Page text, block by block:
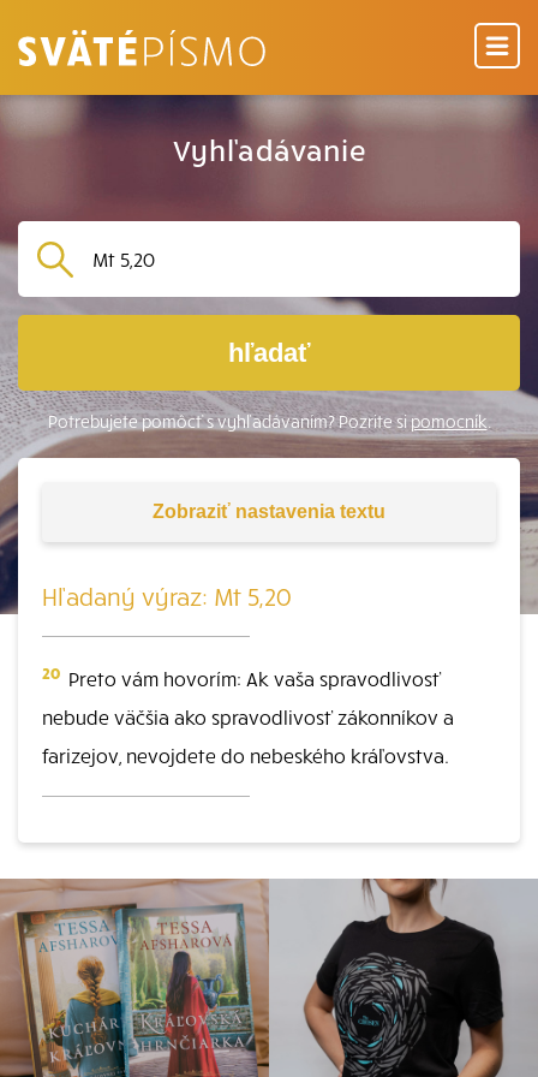
Vyhľadávanie
hľadať
Potrebujete pomôcť s vyhľadávaním? Pozrite sipomocník.
Zobraziť nastavenia textu
Hľadaný výraz: Mt 5,20
20 Preto vám hovorím: Ak vaša spravodlivosť
nebude väčšia ako spravodlivosť zákonníkov a
farizejov, nevojdete do nebeského kráľovstva.